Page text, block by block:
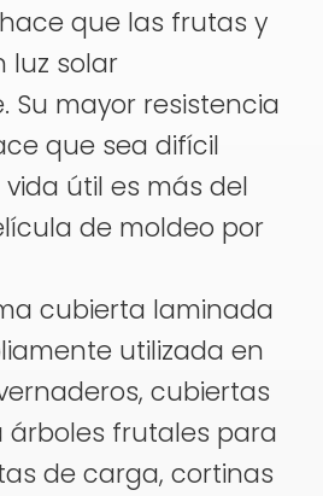
que las frutas y
luz solar
Su mayor resistencia
que sea difícil
útil es más del
de moldeo por
cubierta laminada
utilizada en
cubiertas
frutales para
de carga, cortinas